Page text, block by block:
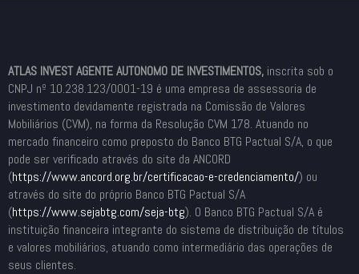
ATLAS INVEST AGENTE AUTONOMO DE INVESTIMENTOS, inscrita sob o
CNPJ nº 10.238.123/0001-19 é uma empresa de assessoria de
investimento devidamente registrada na Comissão de Valores
Mobiliários (CVM), na forma da Resolução CVM 178. Atuando no
mercado financeiro como preposto do Banco BTG Pactual S/A, o que
pode ser verificado através do site da ANCORD
(https://www.ancord.org.br/certificacao-e-credenciamento/) ou
através do site do próprio Banco BTG Pactual S/A
(https://www.sejabtg.com/seja-btg). O Banco BTG Pactual S/A é
instituição financeira integrante do sistema de distribuição de títulos
e valores mobiliários, atuando como intermediário das operações de
seus clientes.